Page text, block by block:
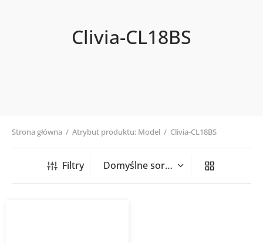
Clivia-CL18BS
Strona główna / Atrybut produktu: Model / Clivia-CL18BS
Filtry